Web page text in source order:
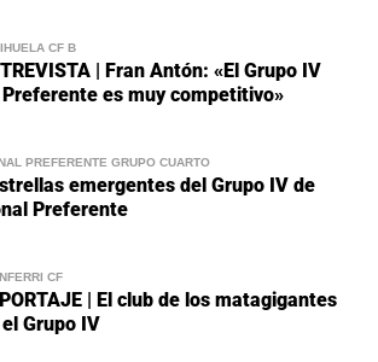
CF B
| Fran Antón: «El Grupo IV
es muy competitivo»
PREFERENTE GRUPO CUARTO
emergentes del Grupo IV de
Preferente
CF
| El club de los matagigantes
Grupo IV